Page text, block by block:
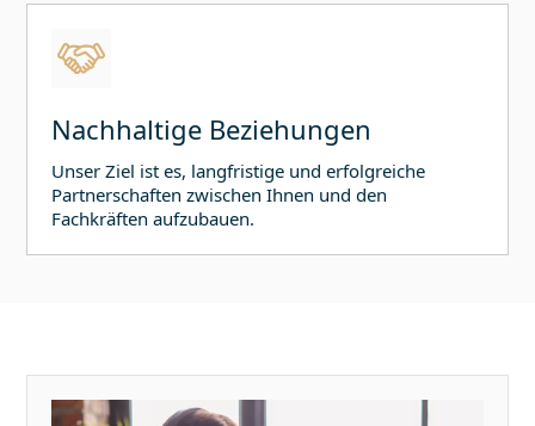
Nachhaltige Beziehungen
Unser Ziel ist es, langfristige und erfolgreiche
Partnerschaften zwischen Ihnen und den
Fachkräften aufzubauen.